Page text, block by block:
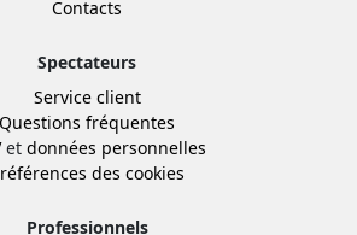
Contacts
Spectateurs
Service client
Questions fréquentes
et données personnelles
des cookies
Professionnels